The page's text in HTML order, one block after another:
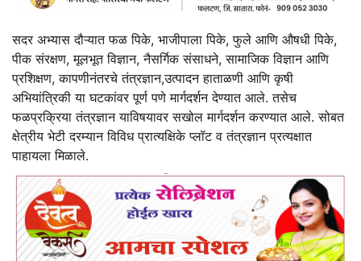
सदर अभ्यासदौऱ्यात फळ पिके, भाजीपाला पिके, फुले आणि औषधी पिके,
पीक संरक्षण, मूलभूत विज्ञान, नैसर्गिक संसाधने, सामाजिक विज्ञान आणि
प्रशिक्षण, कापणीनंतरचे तंत्रज्ञान,उत्पादन हाताळणी आणि कृषी
अभियांत्रिकी या घटकांवर पूर्ण पणे मार्गदर्शन देण्यात आले. तसेच
फळप्रक्रिया तंत्रज्ञान याविषयावर सखोल मार्गदर्शन करण्यात आले. सोबत
क्षेत्रीय भेटी दरम्यान विविध प्रात्यक्षिके प्लॉट व तंत्रज्ञान प्रत्यक्षात
पाहायला मिळाले.